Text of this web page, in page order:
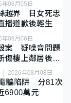
年08月05日
越界 日女死忠
道歉後輕生
年08月06日
案 疑噪音問題
樓上鄰居後墮
2026年08月08日
騙陷阱 分81次
6900萬元